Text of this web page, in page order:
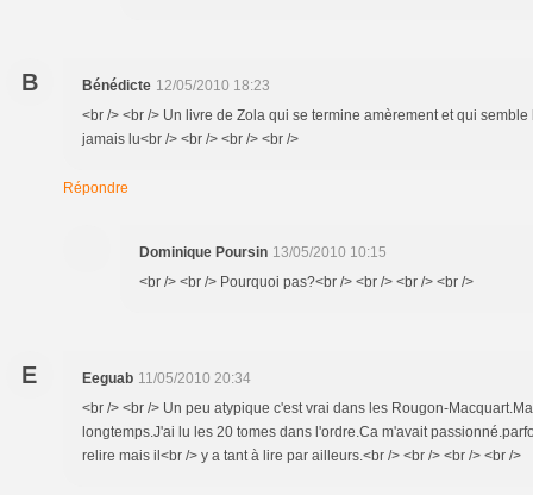
B Bénédicte 12/05/2010 18:23
<br /> <br /> Un livre de Zola qui se termine amèrement et qui
jamais lu<br /> <br /> <br /> <br />
Répondre
Dominique Poursin 13/05/2010 10:15
<br /> <br /> Pourquoi pas?<br /> <br /> <br /> <br />
E Eeguab 11/05/2010 20:34
<br /> <br /> Un peu atypique c'est vrai dans les Rougon-
longtemps.J'ai lu les 20 tomes dans l'ordre.Ca m'avait
relire mais il<br /> y a tant à lire par ailleurs.<br /> <br /> <br /> <br />